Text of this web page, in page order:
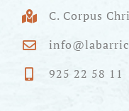
C. Corpus
925 22 58 11